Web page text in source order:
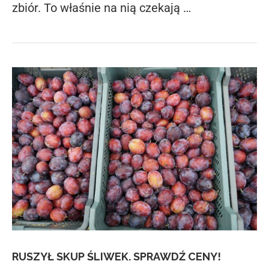
zbiór. To właśnie na nią czekają …
RUSZYŁ SKUP ŚLIWEK. SPRAWDŹ CENY!